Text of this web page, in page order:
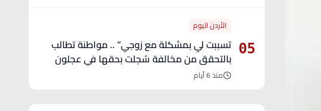
05
الأردن اليوم
تسببت لي بمشكلة مع زوجي” .. مواطنة تطالب
بالتحقق من مخالفة سُجلت بحقها في عجلون
منذ 6 أيام